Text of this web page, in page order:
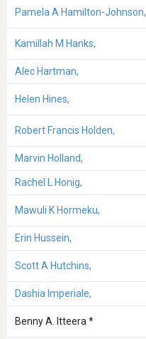
Pamela A Hamilton-Johnson,
Kamillah M Hanks,
Alec Hartman,
Helen Hines,
Robert Francis Holden,
Marvin Holland,
Rachel L Honig,
Mawuli K Hormeku,
Erin Hussein,
Scott A Hutchins,
Dashia Imperiale,
Benny A. Itteera *